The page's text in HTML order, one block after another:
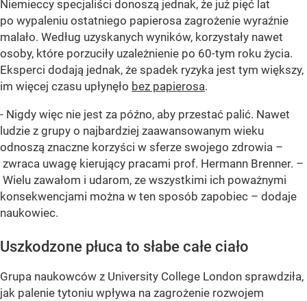
Niemieccy specjaliści donoszą jednak, że już pięć lat
po wypaleniu ostatniego papierosa zagrożenie wyraźnie
malało. Według uzyskanych wyników, korzystały nawet
osoby, które porzuciły uzależnienie po 60-tym roku życia.
Eksperci dodają jednak, że spadek ryzyka jest tym większy,
im więcej czasu upłynęło bez papierosa.
- Nigdy więc nie jest za późno, aby przestać palić. Nawet
ludzie z grupy o najbardziej zaawansowanym wieku
odnoszą znaczne korzyści w sferze swojego zdrowia –
zwraca uwagę kierujący pracami prof. Hermann Brenner. –
Wielu zawałom i udarom, ze wszystkimi ich poważnymi
konsekwencjami można w ten sposób zapobiec – dodaje
naukowiec.
Uszkodzone płuca to słabe całe ciało
Grupa naukowców z University College London sprawdziła,
jak palenie tytoniu wpływa na zagrożenie rozwojem